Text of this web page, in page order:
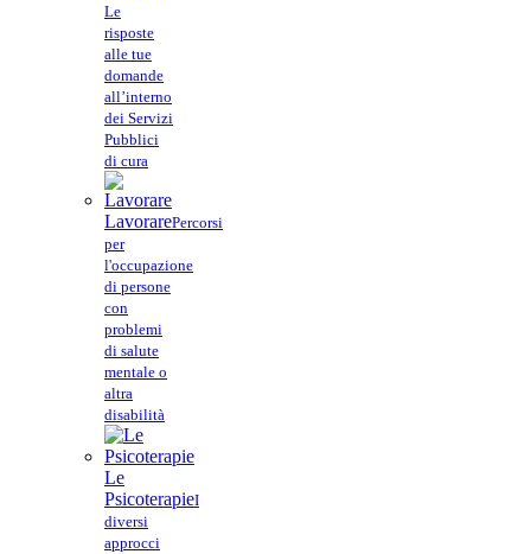
Le
risposte
alle tue
domande
all’interno
dei Servizi
Pubblici
di cura
LavorarePercorsi
per
l'occupazione
di persone
con
problemi
di salute
mentale o
altra
disabilità
Le
PsicoterapieI
diversi
approcci